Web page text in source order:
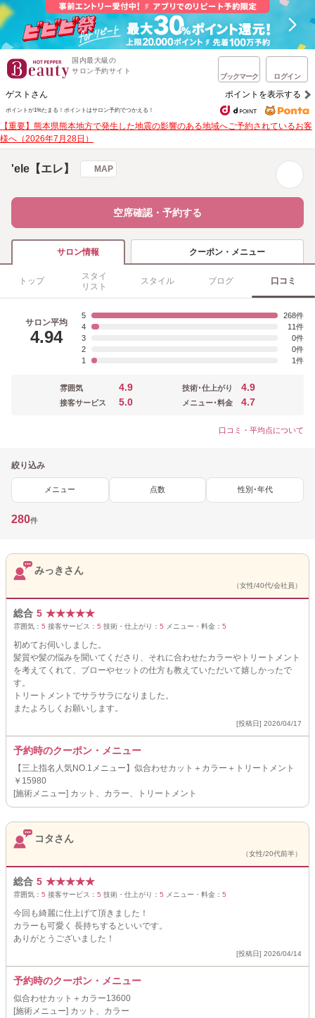
国内最大級の
サロン予約サイト
ブックマーク ログイン
ゲストさん ポイントを表示する
ポイントが1%たまる！ ポイントはサロン予約でつかえる！
【重要】熊本県熊本地方で発生した地震の影響のある地域へご予約されているお客
様へ（2026年7月28日）
'ele【エレ】 MAP
空席確認・予約する
サロン情報 クーポン・メニュー
トップ
スタイ
リスト
スタイル ブログ 口コミ
サロン平均
4.94
5
268
4
11
3
0
2
0
1
1
雰囲気 4.9
接客サービス 5.0
技術･仕上がり 4.9
メニュー･料金 4.7
口コミ・平均点について
絞り込み
メニュー 点数 性別･年代
280件
みっきさん
（女性/40代/会社員）
総合 5 ★★★★★
雰囲気： 5 接客サービス： 5 技術・仕上がり： 5 メニュー・料金： 5
初めてお伺いしました。
髪質や髪の悩みを聞いてくださり、それに合わせたカラーやトリートメント
を考えてくれて、ブローやセットの仕方も教えていただいて嬉しかったで
す。
トリートメントでサラサラになりました。
またよろしくお願いします。
[投稿日] 2026/04/17
予約時のクーポン・メニュー
【三上指名人気NO.1メニュー】似合わせカット＋カラー＋トリートメント
￥15980
[施術メニュー] カット、カラー、トリートメント
コタさん
（女性/20代前半）
総合 5 ★★★★★
雰囲気： 5 接客サービス： 5 技術・仕上がり： 5 メニュー・料金： 5
今回も綺麗に仕上げて頂きました！
カラーも可愛く 長持ちするといいです。
ありがとうございました！
[投稿日] 2026/04/14
予約時のクーポン・メニュー
似合わせカット＋カラー13600
[施術メニュー] カット、カラー